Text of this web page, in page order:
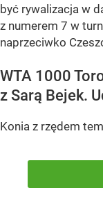
być rywalizacja w
z numerem 7 w
naprzeciwko
WTA 1000
z Sarą Bejek.
Konia z rzędem